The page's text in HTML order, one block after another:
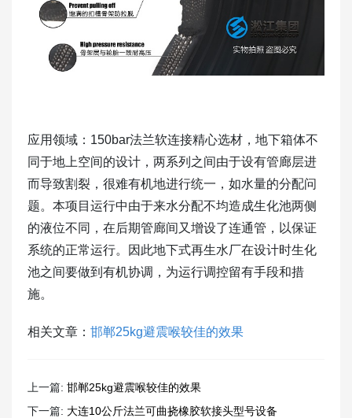
应用领域：150bar法兰软连接精心选材，地下箱体不
同于地上空间的设计，两系列之间由于设有管廊层进
而导致割裂，很难有机地进行统一，如水量的分配问
题。本项目运行中由于来水分配不均造成生化池两侧
的液位不同，在后期管廊间又增设了连通管，以保证
系统的正常运行。因此地下式再生水厂在设计时生化
池之间要做到有机协调，为运行调控留有手段和措
施。
相关文章： 邯郸25kg避震喉较佳的效果
上一篇: 邯郸25kg避震喉较佳的效果
下一篇: 大连10公斤法兰可曲挠橡胶软接头型号设备